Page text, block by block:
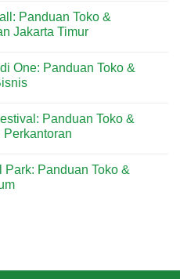
Panduan Toko &
Jakarta Timur
One: Panduan Toko &
Panduan Toko &
Park: Panduan Toko &